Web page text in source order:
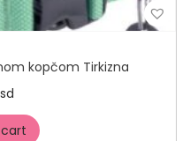
kopčom Tirkizna